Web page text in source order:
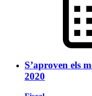
S’aproven els
2020